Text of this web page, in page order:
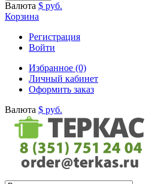
Валюта $ руб.
Корзина
Регистрация
Войти
Избранное (0)
Личный кабинет
Оформить заказ
Валюта $ руб.